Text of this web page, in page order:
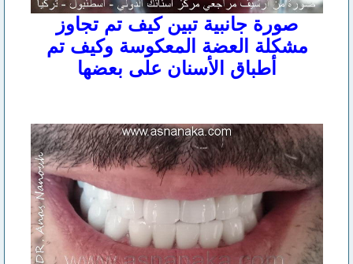
صورة جانبية تبين كيف تم تجاوز
مشكلة العضة المعكوسة وكيف تم
أطباق الأسنان على بعضها